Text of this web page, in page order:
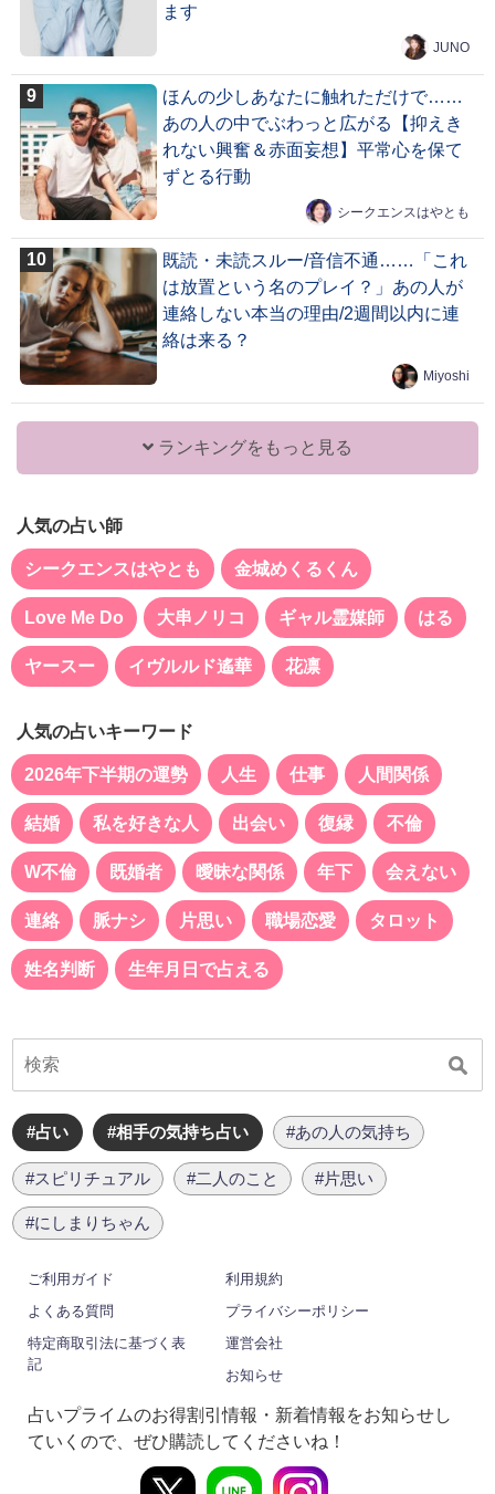
ます
JUNO
ほんの少しあなたに触れただけで……
あの人の中でぶわっと広がる【抑えき
れない興奮＆赤面妄想】平常心を保て
ずとる行動
シークエンスはやとも
既読・未読スルー/音信不通……「これ
は放置という名のプレイ？」あの人が
連絡しない本当の理由/2週間以内に連
絡は来る？
Miyoshi
ランキングをもっと見る
人気の占い師
シークエンスはやとも 金城めくるくん
Love Me Do 大串ノリコ ギャル霊媒師 はる
ヤースー イヴルルド遙華 花凛
人気の占いキーワード
2026年下半期の運勢 人生 仕事 人間関係
結婚 私を好きな人 出会い 復縁 不倫
W不倫 既婚者 曖昧な関係 年下 会えない
連絡 脈ナシ 片思い 職場恋愛 タロット
姓名判断 生年月日で占える
#占い #相手の気持ち占い #あの人の気持ち
#スピリチュアル #二人のこと #片思い
#にしまりちゃん
ご利用ガイド
利用規約
よくある質問
プライバシーポリシー
特定商取引法に基づく表
記
運営会社
お知らせ
占いプライムのお得割引情報・新着情報をお知らせし
ていくので、ぜひ購読してくださいね！